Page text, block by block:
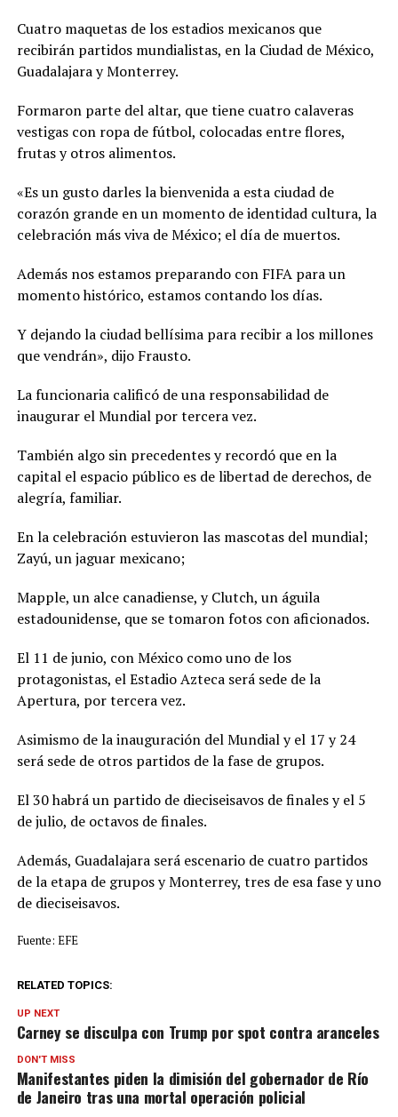
Cuatro maquetas de los estadios mexicanos que
recibirán partidos mundialistas, en la Ciudad de México,
Guadalajara y Monterrey.
Formaron parte del altar, que tiene cuatro calaveras
vestigas con ropa de fútbol, colocadas entre flores,
frutas y otros alimentos.
«Es un gusto darles la bienvenida a esta ciudad de
corazón grande en un momento de identidad cultura, la
celebración más viva de México; el día de muertos.
Además nos estamos preparando con FIFA para un
momento histórico, estamos contando los días.
Y dejando la ciudad bellísima para recibir a los millones
que vendrán», dijo Frausto.
La funcionaria calificó de una responsabilidad de
inaugurar el Mundial por tercera vez.
También algo sin precedentes y recordó que en la
capital el espacio público es de libertad de derechos, de
alegría, familiar.
En la celebración estuvieron las mascotas del mundial;
Zayú, un jaguar mexicano;
Mapple, un alce canadiense, y Clutch, un águila
estadounidense, que se tomaron fotos con aficionados.
El 11 de junio, con México como uno de los
protagonistas, el Estadio Azteca será sede de la
Apertura, por tercera vez.
Asimismo de la inauguración del Mundial y el 17 y 24
será sede de otros partidos de la fase de grupos.
El 30 habrá un partido de dieciseisavos de finales y el 5
de julio, de octavos de finales.
Además, Guadalajara será escenario de cuatro partidos
de la etapa de grupos y Monterrey, tres de esa fase y uno
de dieciseisavos.
Fuente: EFE
RELATED TOPICS:
UP NEXT
Carney se disculpa con Trump por spot contra aranceles
DON'T MISS
Manifestantes piden la dimisión del gobernador de Río
de Janeiro tras una mortal operación policial